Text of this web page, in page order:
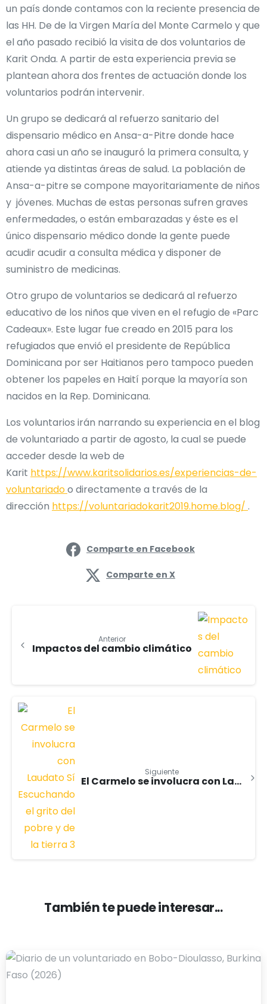
un país donde contamos con la reciente presencia de
las HH. De de la Virgen María del Monte Carmelo y que
el año pasado recibió la visita de dos voluntarios de
Karit Onda. A partir de esta experiencia previa se
plantean ahora dos frentes de actuación donde los
voluntarios podrán intervenir.
Un grupo se dedicará al refuerzo sanitario del
dispensario médico en Ansa-a-Pitre donde hace
ahora casi un año se inauguró la primera consulta, y
atiende ya distintas áreas de salud. La población de
Ansa-a-pitre se compone mayoritariamente de niños
y jóvenes. Muchas de estas personas sufren graves
enfermedades, o están embarazadas y éste es el
único dispensario médico donde la gente puede
acudir acudir a consulta médica y disponer de
suministro de medicinas.
Otro grupo de voluntarios se dedicará al refuerzo
educativo de los niños que viven en el refugio de «Parc
Cadeaux». Este lugar fue creado en 2015 para los
refugiados que envió el presidente de República
Dominicana por ser Haitianos pero tampoco pueden
obtener los papeles en Haití porque la mayoría son
nacidos en la Rep. Dominicana.
Los voluntarios irán narrando su experiencia en el blog
de voluntariado a partir de agosto, la cual se puede
acceder desde la web de
Karit https://www.karitsolidarios.es/experiencias-de-
voluntariadoo directamente a través de la
dirección https://voluntariadokarit2019.home.blog/ .
Comparte en Facebook
Comparte en X
Anterior
Impactos del cambio climático
Siguiente
El Carmelo se involucra con Laudato Sí: Escuchando el grito del pobre y de la tierra
También te puede interesar...